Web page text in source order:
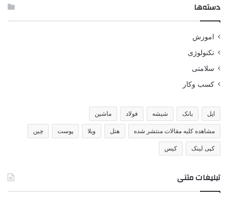
دسته‌ها
اموزش
تکنولوژی
سلامتی
کسب وکار
اپل بانک شیشه فولاد ماشین
مشاهده کلیه مقالات منتشر شده هتل ویلا پوست چین
کپی لینک کیس
تبلیغات متنی